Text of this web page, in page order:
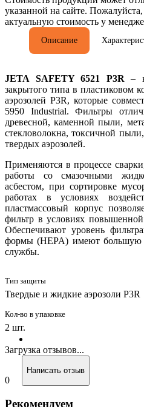
указанной на сайте.
актуальную стоимость у
Описание
JETA SAFETY 6521 P3R –
закрытого типа в пластиковом
аэрозолей P3R, которые
5950 Industrial. Фильтры
древесной, каменной пыли,
стекловолокна, токсичной
твердых аэрозолей.
Применяются в процессе
работы со смазочными
асбестом, при сортировке
работах в условиях
пластмассовый корпус
фильтр в условиях
Обеспечивают уровень
формы (HEPA) имеют большую
службы.
Тип защиты
Твердые и жидкие аэрозоли P3R
Кол-во в упаковке
2 шт.
Загрузка отзывов...
0
Написать отзыв
Рекомендуем